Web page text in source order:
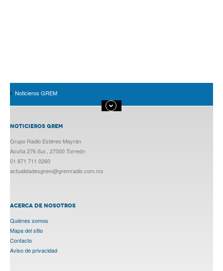
Noticieros GREM
NOTICIEROS GREM
Grupo Radio Estéreo Mayrán
Acuña 276 Sur., 27000 Torreón
01 871 711 0260
actualidadesgrem@gremradio.com.mx
ACERCA DE NOSOTROS
Quiénes somos
Mapa del sitio
Contacto
Aviso de privacidad